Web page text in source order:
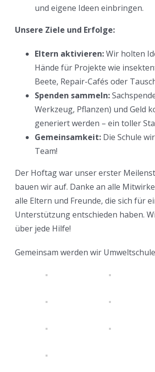
und eigene Ideen einbringen.
Unsere Ziele und Erfolge:
Eltern aktivieren:Wir holten
Hände für Projekte wie
Beete, Repair-Cafés oder
Spenden sammeln:
Werkzeug, Pflanzen) und Geld
generiert werden – ein toller
Gemeinsamkeit: Die Schule
Team!
Der Hoftag war unser erster
bauen wir auf. Danke an alle
alle Eltern und Freunde, die sich für
Unterstützung entschieden haben.
über jede Hilfe!
Gemeinsam werden wir